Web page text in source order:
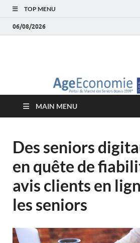
TOP MENU
06/08/2026
économie –
des Seniors
MAIN MENU
Des seniors
en quête de
avis clients en
les seniors